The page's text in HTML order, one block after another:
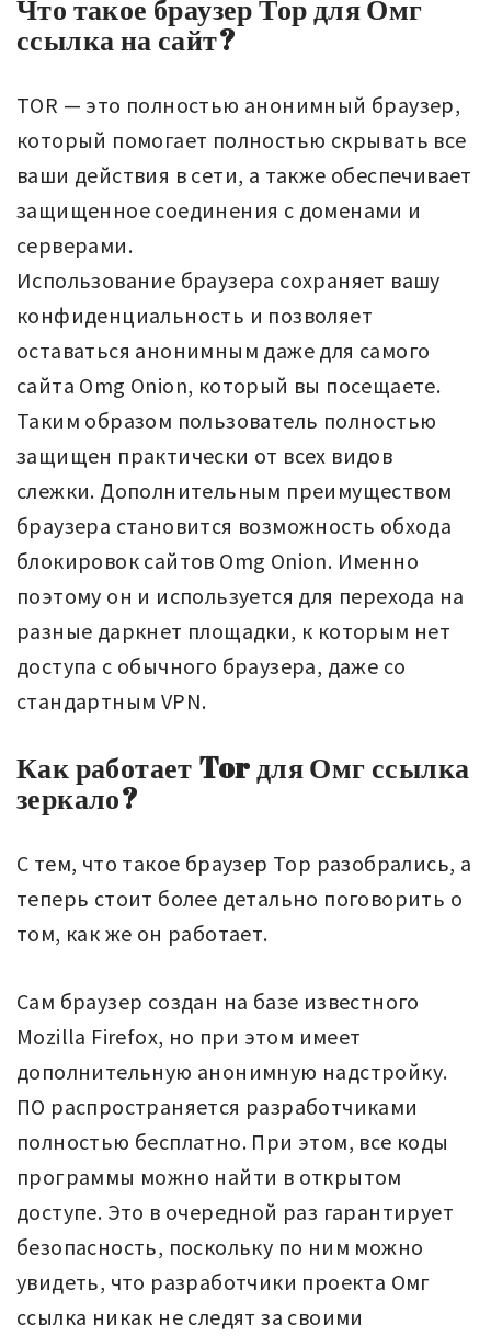
Что такое браузер Тор для Омг
ссылка на сайт?
TOR — это полностью анонимный браузер,
который помогает полностью скрывать все
ваши действия в сети, а также обеспечивает
защищенное соединения с доменами и
серверами.
Использование браузера сохраняет вашу
конфиденциальность и позволяет
оставаться анонимным даже для самого
сайта Omg Onion, который вы посещаете.
Таким образом пользователь полностью
защищен практически от всех видов
слежки. Дополнительным преимуществом
браузера становится возможность обхода
блокировок сайтов Omg Onion. Именно
поэтому он и используется для перехода на
разные даркнет площадки, к которым нет
доступа с обычного браузера, даже со
стандартным VPN.
Как работает Tor для Омг ссылка
зеркало?
С тем, что такое браузер Тор разобрались, а
теперь стоит более детально поговорить о
том, как же он работает.
Сам браузер создан на базе известного
Mozilla Firefox, но при этом имеет
дополнительную анонимную надстройку.
ПО распространяется разработчиками
полностью бесплатно. При этом, все коды
программы можно найти в открытом
доступе. Это в очередной раз гарантирует
безопасность, поскольку по ним можно
увидеть, что разработчики проекта Омг
ссылка никак не следят за своими